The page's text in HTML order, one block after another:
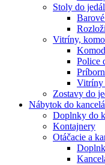
Stoly do
Vitríny,
Police
Vitríny
Zostavy do
Nábytok do
Doplnky do
Kontajnery
Otáčacie a